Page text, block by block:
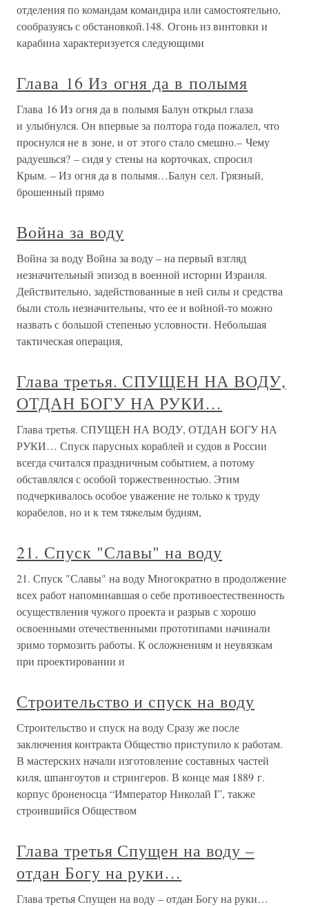
отделения по командам командира или самостоятельно,
сообразуясь с обстановкой.148. Огонь из винтовки и
карабина характеризуется следующими
Глава 16 Из огня да в полымя
Глава 16 Из огня да в полымя Балун открыл глаза
и улыбнулся. Он впервые за полтора года пожалел, что
проснулся не в зоне, и от этого стало смешно.– Чему
радуешься? – сидя у стены на корточках, спросил
Крым. – Из огня да в полымя…Балун сел. Грязный,
брошенный прямо
Война за воду
Война за воду Война за воду – на первый взгляд
незначительный эпизод в военной истории Израиля.
Действительно, задействованные в ней силы и средства
были столь незначительны, что ее и войной-то можно
назвать с большой степенью условности. Небольшая
тактическая операция,
Глава третья. СПУЩЕН НА ВОДУ,
ОТДАН БОГУ НА РУКИ…
Глава третья. СПУЩЕН НА ВОДУ, ОТДАН БОГУ НА
РУКИ… Спуск парусных кораблей и судов в России
всегда считался праздничным событием, а потому
обставлялся с особой торжественностью. Этим
подчеркивалось особое уважение не только к труду
корабелов, но и к тем тяжелым будням,
21. Спуск "Славы" на воду
21. Спуск "Славы" на воду Многократно в продолжение
всех работ напоминавшая о себе противоестественность
осуществления чужого проекта и разрыв с хорошо
освоенными отечественными прототипами начинали
зримо тормозить работы. К осложнениям и неувязкам
при проектировании и
Строительство и спуск на воду
Строительство и спуск на воду Сразу же после
заключения контракта Общество приступило к работам.
В мастерских начали изготовление составных частей
киля, шпангоутов и стрингеров. В конце мая 1889 г.
корпус броненосца “Император Николай I”, также
строившийся Обществом
Глава третья Спущен на воду –
отдан Богу на руки…
Глава третья Спущен на воду – отдан Богу на руки…